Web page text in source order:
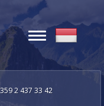
2 437 33 42
Toggle
navigation